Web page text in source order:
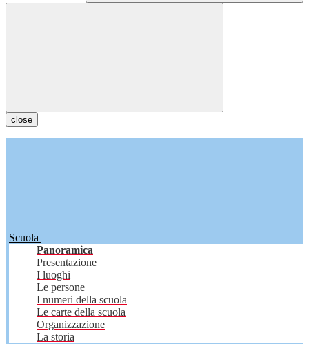
close
Scuola
Panoramica
Presentazione
I luoghi
Le persone
I numeri della scuola
Le carte della scuola
Organizzazione
La storia